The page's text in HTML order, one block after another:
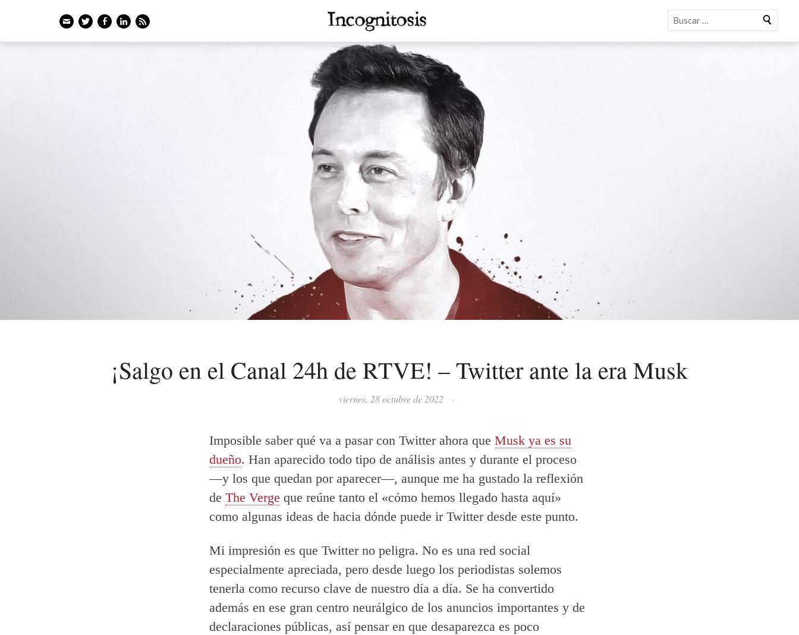
EmailTwitterFacebook
LinkedIn
Feed Buscar
¡Salgo en el Canal 24h de RTVE! – Twitter ante la era Musk
viernes, 28 octubre de 2022 ·
Imposible saber qué va a pasar con Twitter ahora que Musk ya es su
dueño. Han aparecido todo tipo de análisis antes y durante el proceso
—y los que quedan por aparecer—, aunque me ha gustado la reflexión
de The Verge que reúne tanto el «cómo hemos llegado hasta aquí»
como algunas ideas de hacia dónde puede ir Twitter desde este punto.
Mi impresión es que Twitter no peligra. No es una red social
especialmente apreciada, pero desde luego los periodistas solemos
tenerla como recurso clave de nuestro día a día. Se ha convertido
además en ese gran centro neurálgico de los anuncios importantes y de
declaraciones públicas, así pensar en que desaparezca es poco